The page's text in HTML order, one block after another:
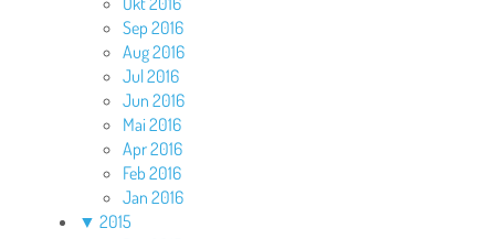
Sep 2016
Aug 2016
Jul 2016
Jun 2016
Mai 2016
Apr 2016
Feb 2016
Jan 2016
▼ 2015